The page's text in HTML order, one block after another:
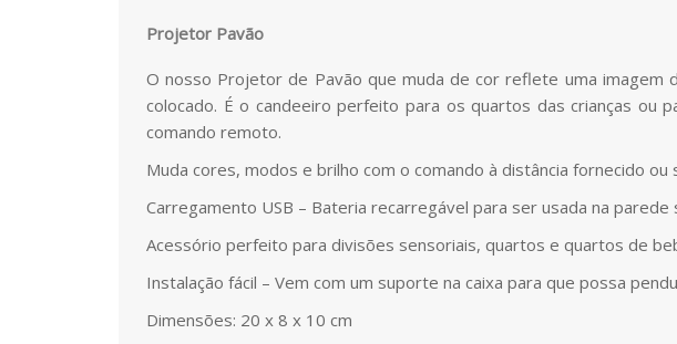
Projetor Pavão
O nosso Projetor de Pavão que muda de cor reflete uma imagem
colocado. É o candeeiro perfeito para os quartos das crianças
comando remoto.
Muda cores, modos e brilho com o comando à distância fornecido
Carregamento USB – Bateria recarregável para ser usada na
Acessório perfeito para divisões sensoriais, quartos e quartos de
Instalação fácil – Vem com um suporte na caixa para que possa
Dimensões: 20 x 8 x 10 cm